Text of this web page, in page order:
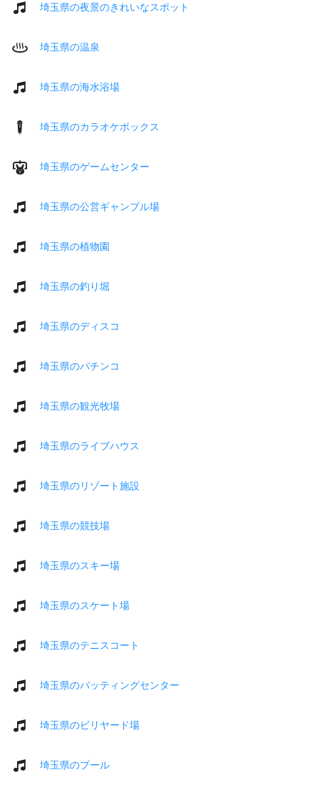
埼玉県の夜景のきれいなスポット
埼玉県の温泉
埼玉県の海水浴場
埼玉県のカラオケボックス
埼玉県のゲームセンター
埼玉県の公営ギャンブル場
埼玉県の植物園
埼玉県の釣り堀
埼玉県のディスコ
埼玉県のパチンコ
埼玉県の観光牧場
埼玉県のライブハウス
埼玉県のリゾート施設
埼玉県の競技場
埼玉県のスキー場
埼玉県のスケート場
埼玉県のテニスコート
埼玉県のバッティングセンター
埼玉県のビリヤード場
埼玉県のプール